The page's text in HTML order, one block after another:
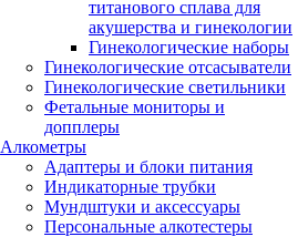
титанового сплава для
акушерства и гинекологии
Гинекологические наборы
Гинекологические отсасыватели
Гинекологические светильники
Фетальные мониторы и
допплеры
Алкометры
Адаптеры и блоки питания
Индикаторные трубки
Мундштуки и аксессуары
Персональные алкотестеры